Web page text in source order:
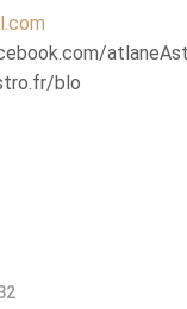
blo